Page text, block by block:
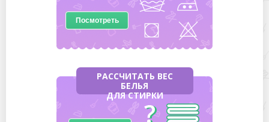
Посмотреть
РАССЧИТАТЬ ВЕС
БЕЛЬЯ
ДЛЯ СТИРКИ